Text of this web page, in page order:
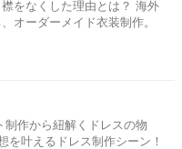
をなくした理由とは？ 海外
オーダーメイド衣装制作。
制作から紐解くドレスの物
を叶えるドレス制作シーン！